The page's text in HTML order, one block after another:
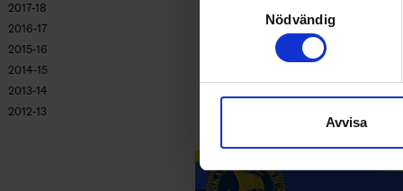
Ta reda på mer om hur
eller dra tillbaka ditt
Vi använder
sociala medier och
till de sociala medier och
med annan information som
Nödvändig
Avvisa
2017-18
2016-17
2015-16
2014-15
2013-14
2012-13